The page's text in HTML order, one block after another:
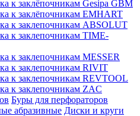
к заклёпочникам Gesipa GBM
к заклёпочникам EMHART
к заклепочникам ABSOLUT
к заклепочникам TIME-
к заклепочникам MESSER
к заклепочникам RIVIT
к заклепочникам REVTOOL
к заклепочникам ZAC
Буры для перфораторов
Диски и круги